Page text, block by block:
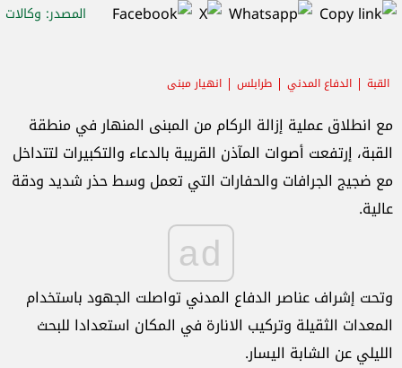
المصدر: وكالات
القبة الدفاع المدني طرابلس انهيار مبنى
مع انطلاق عملية إزالة الركام من المبنى المنهار في منطقة
القبة، إرتفعت أصوات المآذن القريبة بالدعاء والتكبيرات لتتداخل
مع ضجيج الجرافات والحفارات التي تعمل وسط حذر شديد ودقة
عالية.
ad
وتحت إشراف عناصر الدفاع المدني تواصلت الجهود باستخدام
المعدات الثقيلة وتركيب الانارة في المكان استعدادا للبحث
الليلي عن الشابة اليسار.